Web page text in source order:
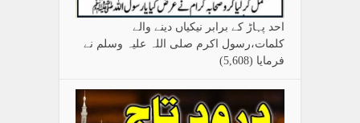
احد پہاڑ کے برابر نیکیاں دینے والے
کلمات،رسول اکرم صلی اللہ علیہ وسلم نے
فرمایا (5,608)